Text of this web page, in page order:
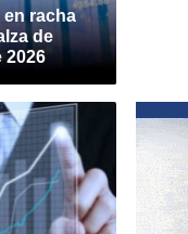
racha
de
2026